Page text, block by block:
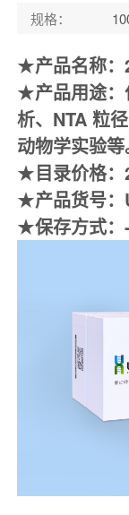
规格：
★产品名称：
★产品用途
析、 NTA 粒
动物学实验等
★目录价格：
★产品货号：
★保存方式：